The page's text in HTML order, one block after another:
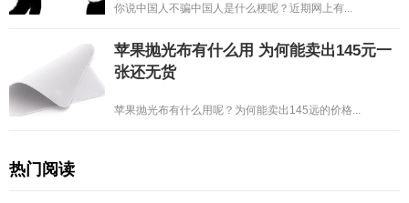
你说中国人不骗中国人是什么梗呢？近期网上有...
苹果抛光布有什么用 为何能卖出145元一
张还无货
苹果抛光布有什么用呢？为何能卖出145远的价格...
热门阅读